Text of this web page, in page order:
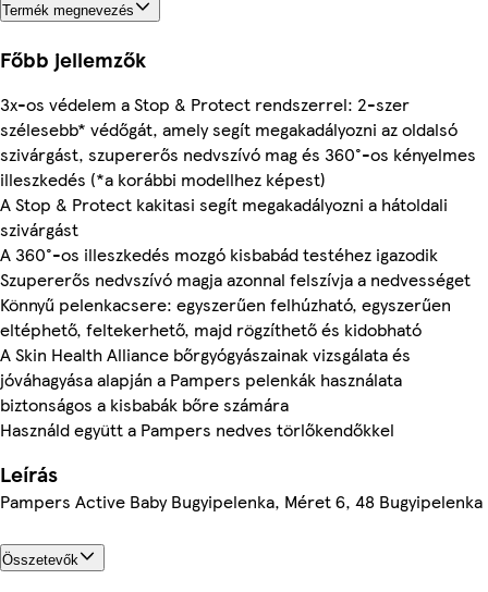
Termék megnevezés
Főbb jellemzők
3x-os védelem a Stop & Protect rendszerrel: 2-szer
szélesebb* védőgát, amely segít megakadályozni az oldalsó
szivárgást, szupererős nedvszívó mag és 360°-os kényelmes
illeszkedés (*a korábbi modellhez képest)
A Stop & Protect kakitasi segít megakadályozni a hátoldali
szivárgást
A 360°-os illeszkedés mozgó kisbabád testéhez igazodik
Szupererős nedvszívó magja azonnal felszívja a nedvességet
Könnyű pelenkacsere: egyszerűen felhúzható, egyszerűen
eltéphető, feltekerhető, majd rögzíthető és kidobható
A Skin Health Alliance bőrgyógyászainak vizsgálata és
jóváhagyása alapján a Pampers pelenkák használata
biztonságos a kisbabák bőre számára
Használd együtt a Pampers nedves törlőkendőkkel
Leírás
Pampers Active Baby Bugyipelenka, Méret 6, 48 Bugyipelenka
Összetevők